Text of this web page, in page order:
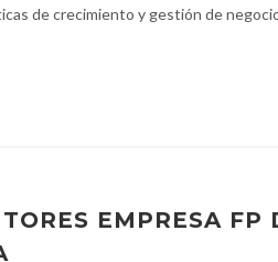
de crecimiento y gestión de
EMPRESA FP